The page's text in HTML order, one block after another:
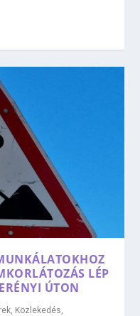
LÉP
ÚTON
, Közlekedés,